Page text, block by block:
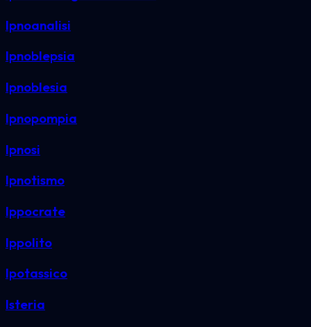
Ipnoanalisi
Ipnoblepsia
Ipnoblesia
Ipnopompia
Ipnosi
Ipnotismo
Ippocrate
Ippolito
Ipotassico
Isteria